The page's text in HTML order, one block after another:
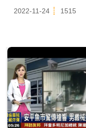
2022-11-24 1515